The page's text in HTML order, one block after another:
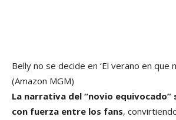
Belly no se decide en ‘El verano en que
(Amazon MGM)
La narrativa del “novio equivocado”
con fuerza entre los fans,